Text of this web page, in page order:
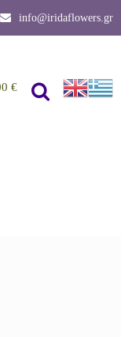
info@iridaflowers.gr
€